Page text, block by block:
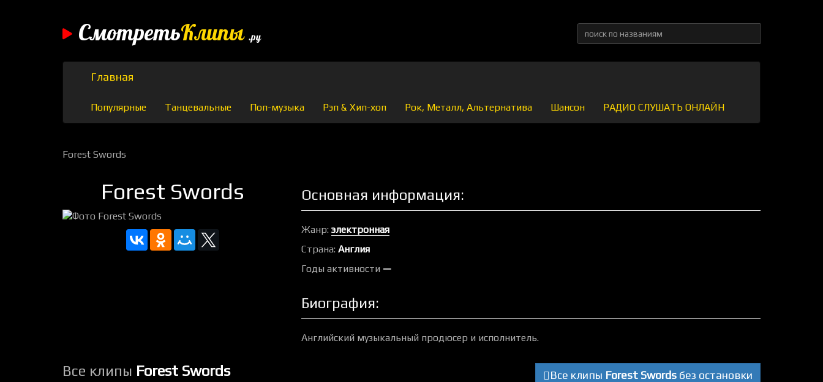
СмотретьКлипы .ру
Главная
Популярные Танцевальные Поп-музыка Рэп & Хип-хоп Рок, Металл, Альтернатива Шансон РАДИО СЛУШАТЬ ОНЛАЙН
Forest Swords
Forest Swords Основная информация:
Жанр: электронная
Страна: Англия
Годы активности —
Биография:
Английский музыкальный продюсер и исполнитель.
Все клипы Forest Swords Все клипы Forest Swords без остановки